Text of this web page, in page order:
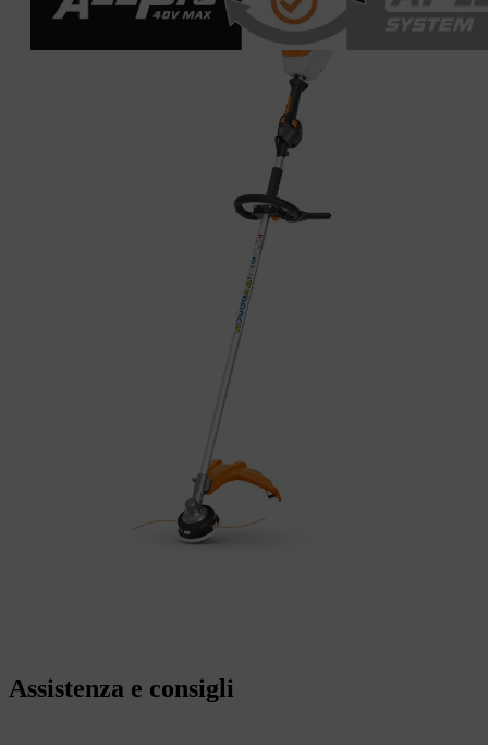
Assistenza e consigli